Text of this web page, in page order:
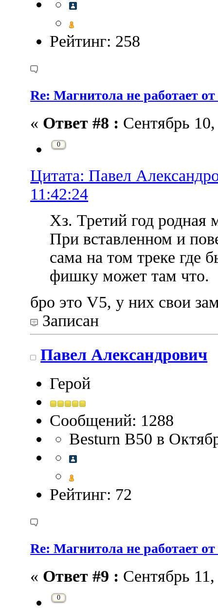
Рейтинг: 258
Re: Магнитола не работает
« Ответ #8 : Сентябрь
0
Цитата: Павел
11:42:24
Хз. Третий год родная
При вставленном и
сама на том треке где
фишку может там что.
бро это V5, у них свои
Записан
Павел Александрович
Герой
Сообщений: 1288
Besturn B50 в
Рейтинг: 72
Re: Магнитола не работает
« Ответ #9 : Сентябрь
0